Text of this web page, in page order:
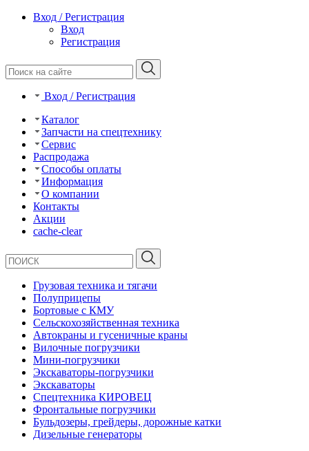
Вход / Регистрация
Вход
Регистрация
Вход / Регистрация
Каталог
Запчасти на спецтехнику
Сервис
Распродажа
Способы оплаты
Информация
О компании
Контакты
Акции
cache-clear
Грузовая техника и тягачи
Полуприцепы
Бортовые с КМУ
Сельскохозяйственная техника
Автокраны и гусеничные краны
Вилочные погрузчики
Мини-погрузчики
Экскаваторы-погрузчики
Экскаваторы
Спецтехника КИРОВЕЦ
Фронтальные погрузчики
Бульдозеры, грейдеры, дорожные катки
Дизельные генераторы